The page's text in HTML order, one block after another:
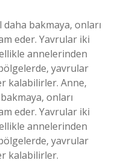
daha bakmaya, onları
eder. Yavrular iki
annelerinden
bölgelerde, yavrular
kalabilirler. Anne,
onları
eder. Yavrular iki
annelerinden
bölgelerde, yavrular
kalabilirler.